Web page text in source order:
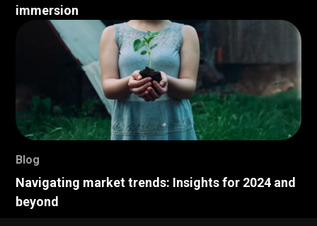
immersion
Blog
Navigating market trends: Insights for 2024 and
beyond